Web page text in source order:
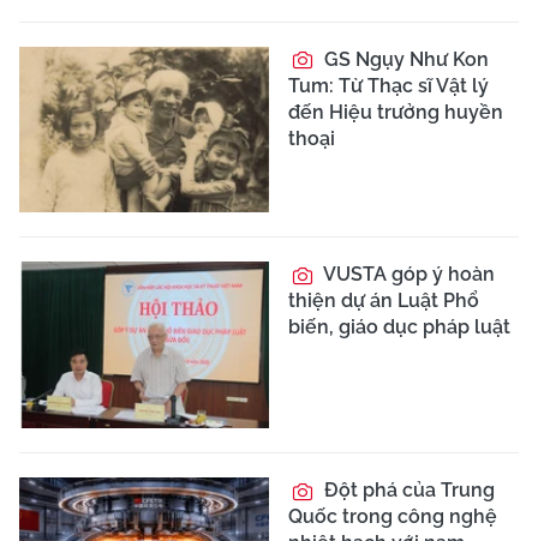
GS Ngụy Như Kon
Tum: Từ Thạc sĩ Vật lý
đến Hiệu trưởng huyền
thoại
VUSTA góp ý hoàn
thiện dự án Luật Phổ
biến, giáo dục pháp luật
Đột phá của Trung
Quốc trong công nghệ